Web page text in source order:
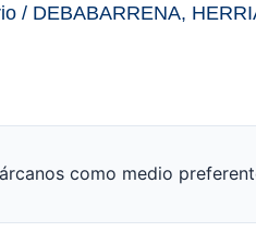
/ DEBABARRENA,
como medio